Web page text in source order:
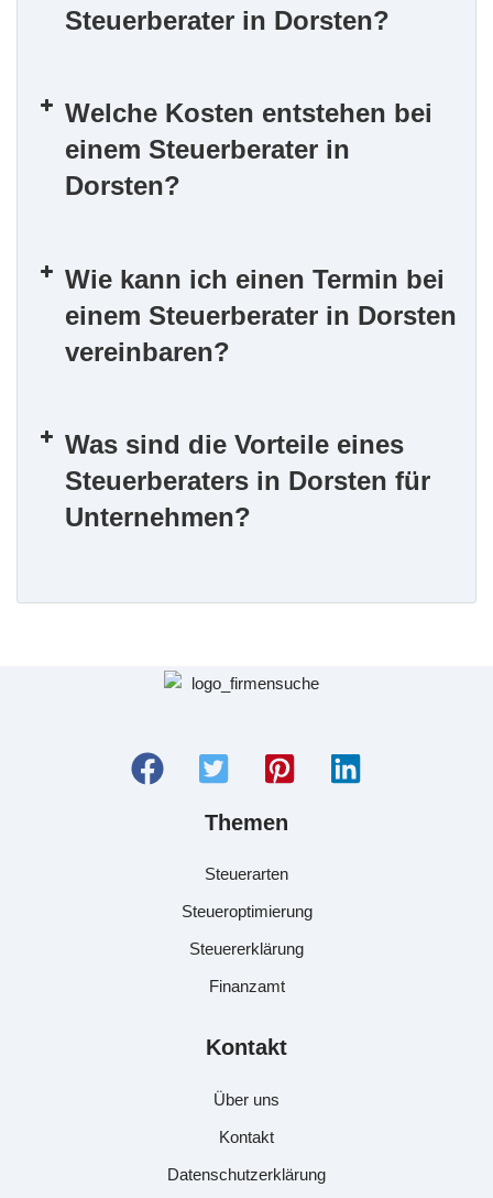
Steuerberater in Dorsten?
Welche Kosten entstehen bei
einem Steuerberater in
Dorsten?
Wie kann ich einen Termin bei
einem Steuerberater in Dorsten
vereinbaren?
Was sind die Vorteile eines
Steuerberaters in Dorsten für
Unternehmen?
Themen
Steuerarten
Steueroptimierung
Steuererklärung
Finanzamt
Kontakt
Über uns
Kontakt
Datenschutzerklärung